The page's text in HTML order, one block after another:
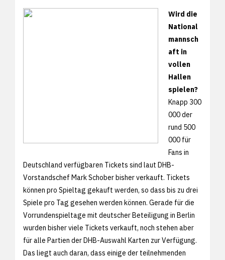
Wird die
National
mannsch
aft in
vollen
Hallen
spielen?
Knapp 300
000 der
rund 500
000 für
Fans in
Deutschland verfügbaren Tickets sind laut DHB-
Vorstandschef Mark Schober bisher verkauft. Tickets
können pro Spieltag gekauft werden, so dass bis zu drei
Spiele pro Tag gesehen werden können. Gerade für die
Vorrundenspieltage mit deutscher Beteiligung in Berlin
wurden bisher viele Tickets verkauft, noch stehen aber
für alle Partien der DHB-Auswahl Karten zur Verfügung.
Das liegt auch daran, dass einige der teilnehmenden